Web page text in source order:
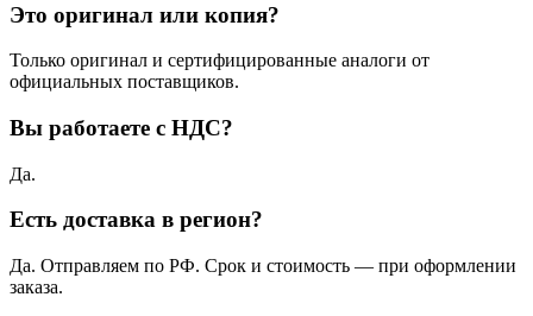
Это оригинал или копия?
Только оригинал и сертифицированные аналоги от
официальных поставщиков.
Вы работаете с НДС?
Да.
Есть доставка в регион?
Да. Отправляем по РФ. Срок и стоимость — при оформлении
заказа.